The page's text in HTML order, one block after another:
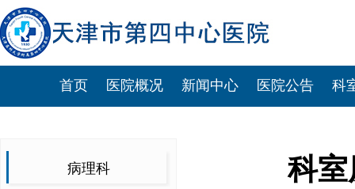
首页 医院概况 新闻中心 医院公告 科
病理科
科室